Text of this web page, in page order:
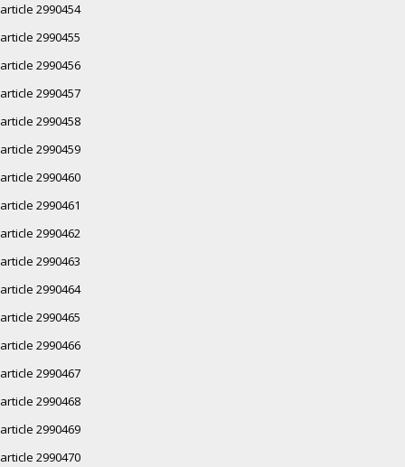
article 2990454
article 2990455
article 2990456
article 2990457
article 2990458
article 2990459
article 2990460
article 2990461
article 2990462
article 2990463
article 2990464
article 2990465
article 2990466
article 2990467
article 2990468
article 2990469
article 2990470